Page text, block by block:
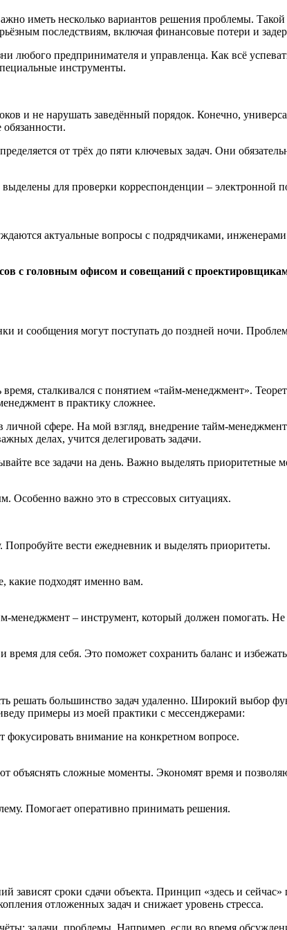
иметь несколько вариантов решения проблемы.
последствиям, включая финансовые потери и
любого предпринимателя и управленца. Как всё
инструменты.
и не нарушать заведённый порядок. Конечно,
от трёх до пяти ключевых задач. Они
для проверки корреспонденции – электронной
актуальные вопросы с подрядчиками,
с головным офисом и совещаний с
и сообщения могут поступать до поздней ночи.
сталкивался с понятием «тайм-менеджмент».
в практику сложнее.
сфере. На мой взгляд, внедрение тайм-
делах, учится делегировать задачи.
все задачи на день. Важно выделять приоритетные
Особенно важно это в стрессовых ситуациях.
Попробуйте вести ежедневник и выделять приоритеты.
какие подходят именно вам.
менеджмент – инструмент, который должен помогать.
время для себя. Это поможет сохранить баланс и
решать большинство задач удаленно. Широкий выбор
примеры из моей практики с мессенджерами:
фокусировать внимание на конкретном вопросе.
объяснять сложные моменты. Экономят время и
Помогает оперативно принимать решения.
зависят сроки сдачи объекта. Принцип «здесь и
отложенных задач и снижает уровень стресса.
задачи, проблемы. Например, если во время